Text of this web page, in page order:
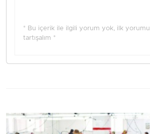
* Bu içerik ile ilgili yorum yok, ilk yorumu
tartışalım *